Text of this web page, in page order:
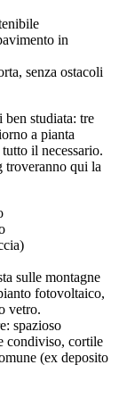
in
senza ostacoli
ben studiata: tre
a pianta
il necessario.
troveranno qui la
sulle montagne
fotovoltaico,
vetro.
spazioso
condiviso, cortile
(ex deposito